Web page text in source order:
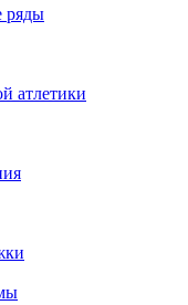
ряды
атлетики